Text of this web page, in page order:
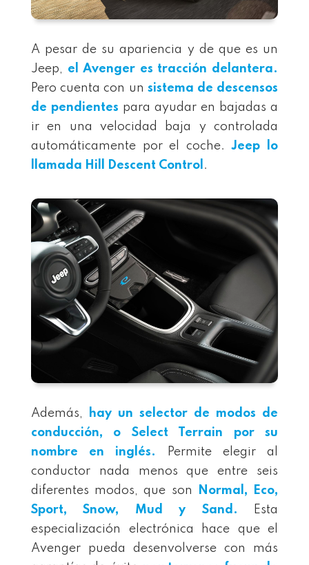
A pesar de su apariencia y de que es un
Jeep, el Avenger es tracción delantera.
Pero cuenta con un sistema de descensos
de pendientes para ayudar en bajadas a
ir en una velocidad baja y controlada
automáticamente por el coche.Jeep lo
llamada Hill Descent Control .
Además,
hay un selector de modos de
conducción, o Select Terrain por su
nombre en inglés.
Permite elegir al
conductor nada menos que entre seis
diferentes modos, que son
Normal, Eco,
Sport, Snow, Mud y Sand. Esta
especialización electrónica hace que el
Avenger pueda desenvolverse con más